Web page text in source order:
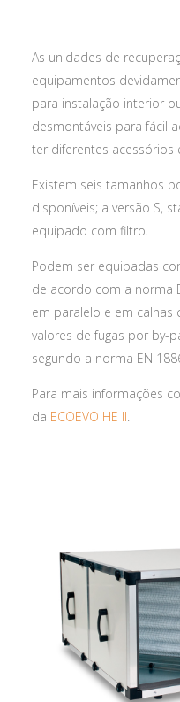
As unidades de
equipamentos
para instalação interior
desmontáveis para fácil
ter diferentes acessórios
Existem seis tamanhos
disponíveis; a versão S,
equipado com filtro.
Podem ser equipadas
de acordo com a norma
em paralelo e em
valores de fugas por by-
segundo a norma EN
Para mais informações
da ECOEVO HE II.